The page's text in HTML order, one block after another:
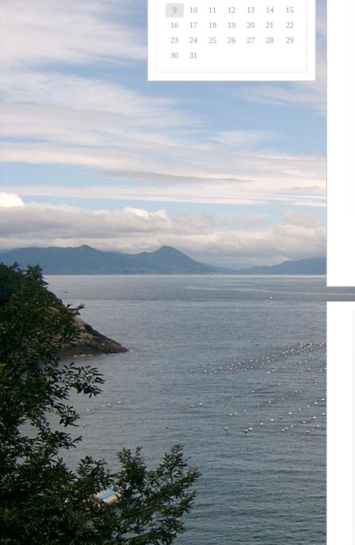
9
10 11 12 13 14
15
16
17 18 19 20 21
22
23
24 25 26 27 28
29
30
31